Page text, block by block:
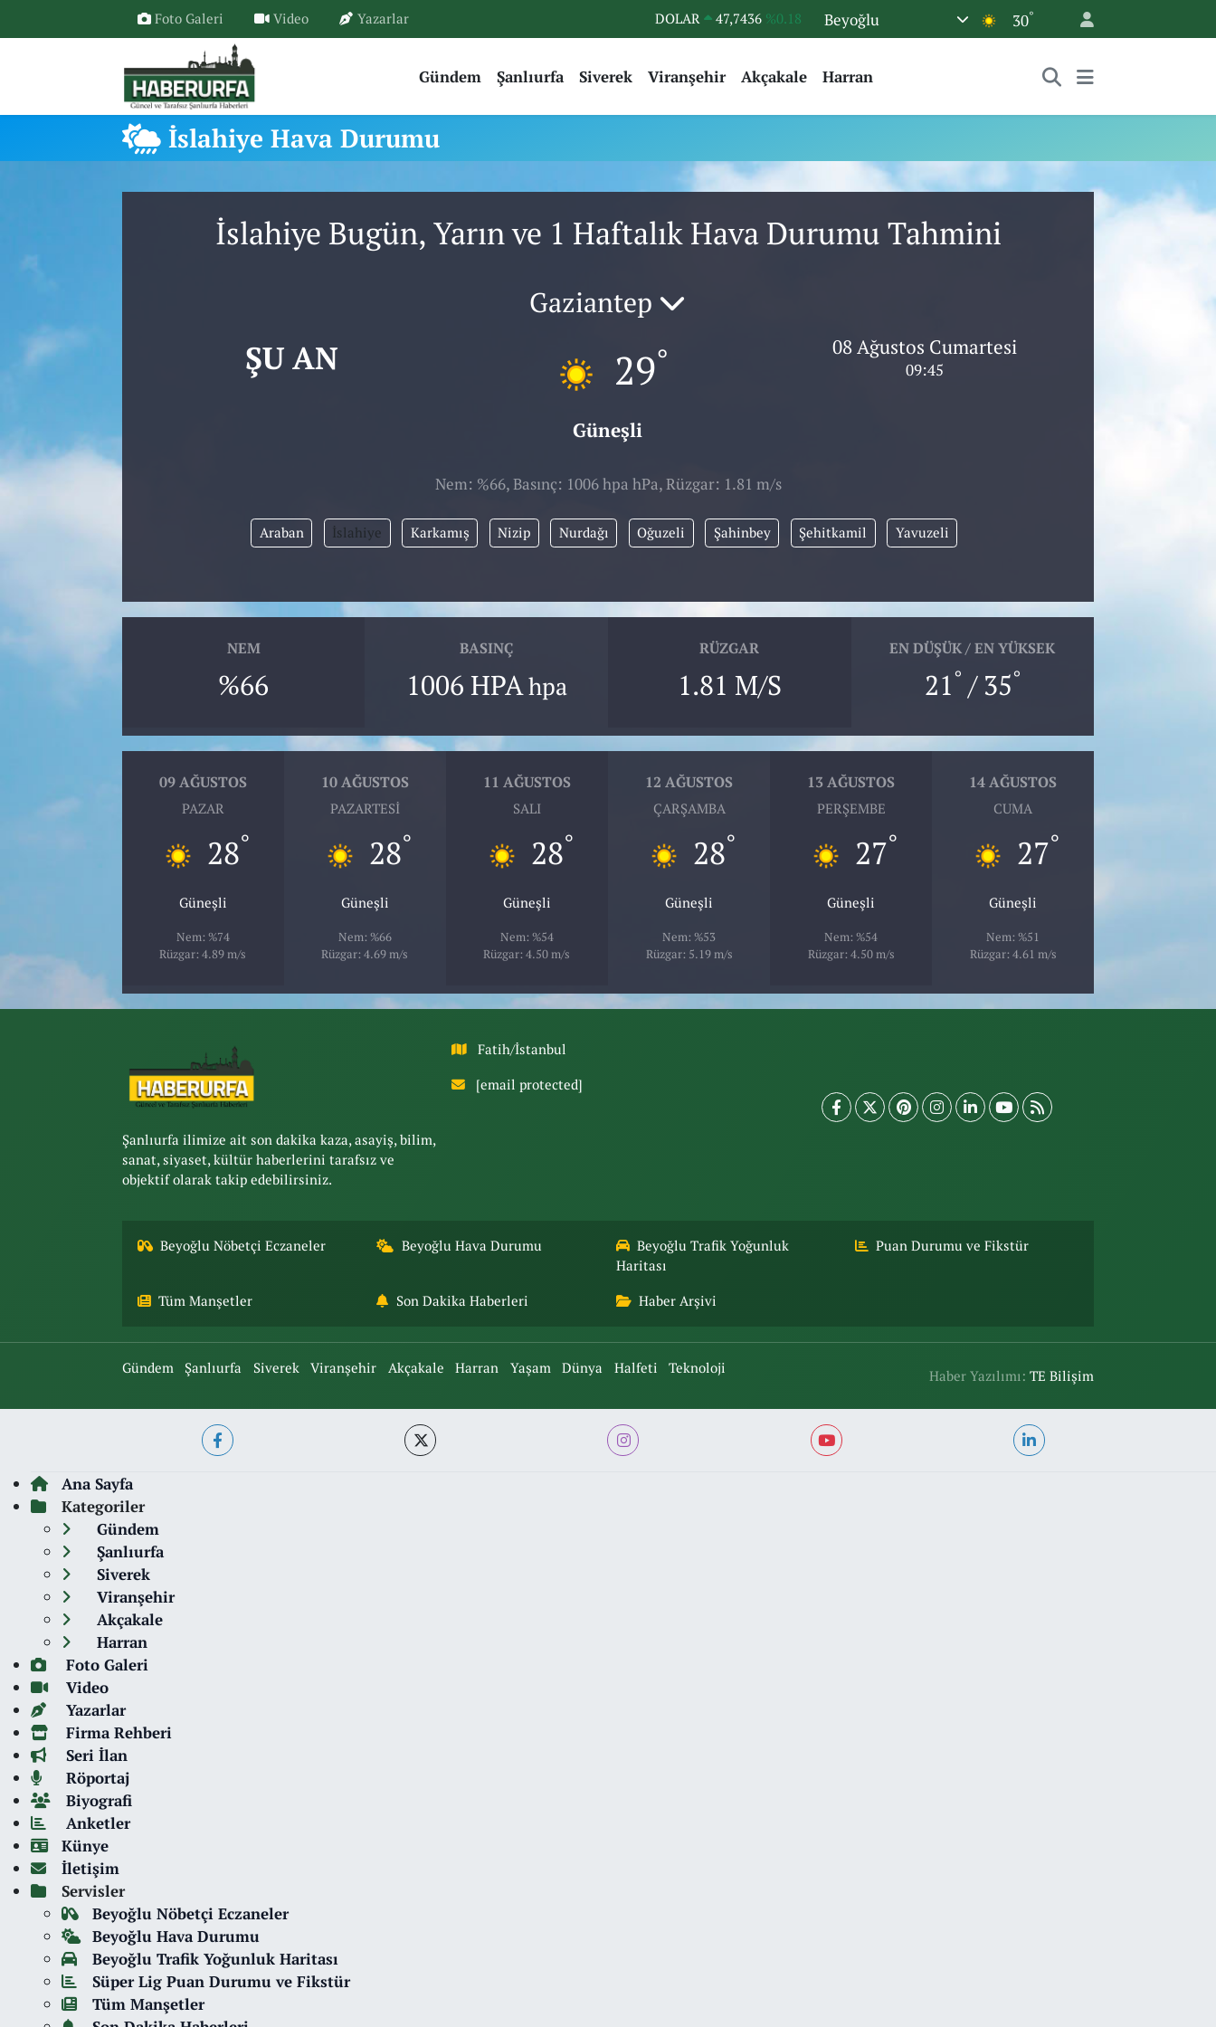
Foto Galeri Video Yazarlar DOLAR 47,7436 %0.18
STERLİN
64,4811 %0.38
GRAM ALTIN
6660.55 %0.03
64.959,79
Beyoğlu 30°
Gündem Şanlıurfa Siverek Viranşehir Akçakale Harran
İslahiye Hava Durumu
İslahiye Bugün, Yarın ve 1 Haftalık Hava Durumu Tahmini
ŞU AN
Gaziantep
29°
Güneşli
08 Ağustos Cumartesi
09:45
Nem: %66, Basınç: 1006 hpa hPa, Rüzgar: 1.81 m/s
Araban İslahiye Karkamış Nizip Nurdağı Oğuzeli Şahinbey Şehitkamil Yavuzeli
NEM
%66
BASINÇ
1006 HPAhpa
RÜZGAR
1.81 M/S
EN DÜŞÜK / EN YÜKSEK
21° / 35°
09 AĞUSTOS
PAZAR
28°
Güneşli
Nem: %74
Rüzgar: 4.89 m/s
10 AĞUSTOS
PAZARTESI
28°
Güneşli
Nem: %66
Rüzgar: 4.69 m/s
11 AĞUSTOS
SALI
28°
Güneşli
Nem: %54
Rüzgar: 4.50 m/s
12 AĞUSTOS
ÇARŞAMBA
28°
Güneşli
Nem: %53
Rüzgar: 5.19 m/s
13 AĞUSTOS
PERŞEMBE
27°
Güneşli
Nem: %54
Rüzgar: 4.50 m/s
14 AĞUSTOS
CUMA
27°
Güneşli
Nem: %51
Rüzgar: 4.61 m/s
Şanlıurfa ilimize ait son dakika kaza, asayiş, bilim,
sanat, siyaset, kültür haberlerini tarafsız ve
objektif olarak takip edebilirsiniz.
Fatih/İstanbul
[email protected]
Beyoğlu Nöbetçi Eczaneler Beyoğlu Hava Durumu
Beyoğlu Trafik Yoğunluk
Haritası
Puan Durumu ve Fikstür
Tüm Manşetler Son Dakika Haberleri Haber Arşivi
Gündem Şanlıurfa Siverek Viranşehir Akçakale Harran Yaşam Dünya Halfeti Teknoloji Haber Yazılımı:TE Bilişim
Ana Sayfa
Kategoriler
Gündem
Şanlıurfa
Siverek
Viranşehir
Akçakale
Harran
Foto Galeri
Video
Yazarlar
Firma Rehberi
Seri İlan
Röportaj
Biyografi
Anketler
Künye
İletişim
Servisler
Beyoğlu Nöbetçi Eczaneler
Beyoğlu Hava Durumu
Beyoğlu Trafik Yoğunluk Haritası
Süper Lig Puan Durumu ve Fikstür
Tüm Manşetler